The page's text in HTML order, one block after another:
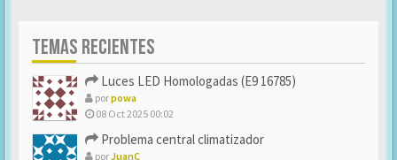
TEMAS RECIENTES
Luces LED Homologadas (E9 16785)
porpowa
08 Oct 2025 00:02
Problema central climatizador
porJuanC